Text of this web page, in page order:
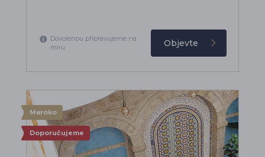
Dovolenou připravujeme na
míru
Objevte
Maroko
Doporučujeme